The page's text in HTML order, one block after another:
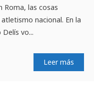
Roma, las cosas
nacional. En la
vo...
Leer más